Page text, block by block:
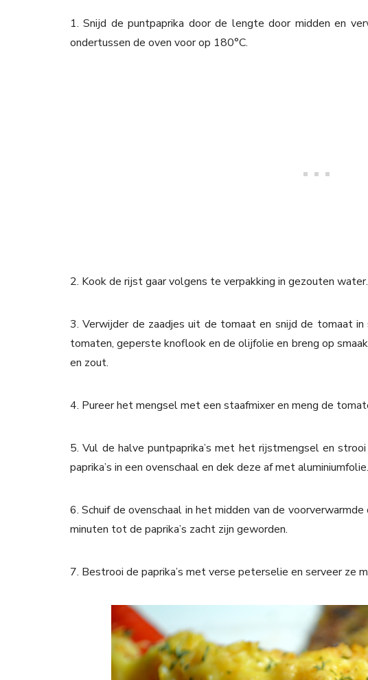
1. Snijd de puntpaprika door de lengte door midden en
ondertussen de oven voor op 180°C.
2. Kook de rijst gaar volgens te verpakking in gezouten water.
3. Verwijder de zaadjes uit de tomaat en snijd de tomaat
tomaten, geperste knoflook en de olijfolie en breng op
en zout.
4. Pureer het mengsel met een staafmixer en meng de
5. Vul de halve puntpaprika’s met het rijstmengsel en
paprika’s in een ovenschaal en dek deze af met aluminiumfolie.
6. Schuif de ovenschaal in het midden van de
minuten tot de paprika’s zacht zijn geworden.
7. Bestrooi de paprika’s met verse peterselie en serveer ze